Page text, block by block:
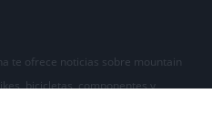
te ofrece noticias sobre mountain
bicicletas, componentes y